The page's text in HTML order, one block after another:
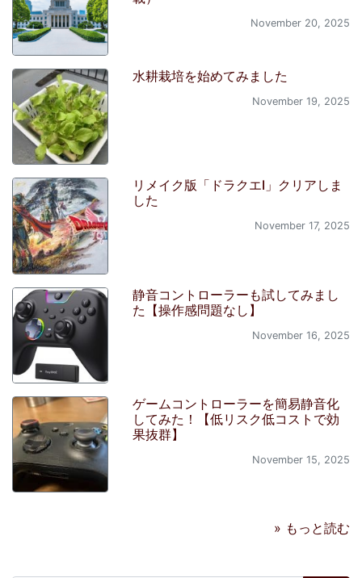
November 20, 2025
水耕栽培を始めてみました
November 19, 2025
リメイク版「ドラクエI」クリアしま
した
November 17, 2025
静音コントローラーも試してみまし
た【操作感問題なし】
November 16, 2025
ゲームコントローラーを簡易静音化
してみた！【低リスク低コストで効
果抜群】
November 15, 2025
» もっと読む